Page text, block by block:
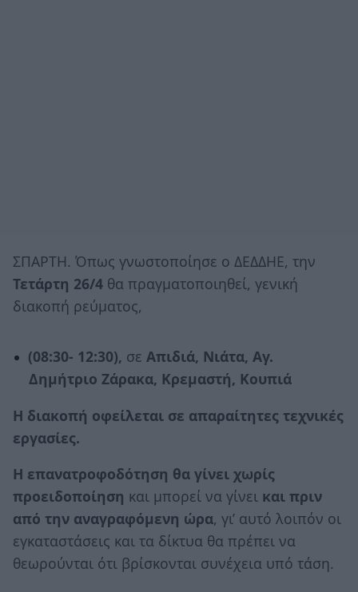
ΣΠΑΡΤΗ. Όπως γνωστοποίησε ο ΔΕΔΔΗΕ, την
Τετάρτη 26/4 θα πραγματοποιηθεί, γενική
διακοπή ρεύματος,
(08:30- 12:30), σε Απιδιά, Νιάτα, Αγ.
Δημήτριο Ζάρακα, Κρεμαστή, Κουπιά
Η διακοπή οφείλεται σε απαραίτητες τεχνικές
εργασίες.
Η επανατροφοδότηση θα γίνει χωρίς
προειδοποίηση και μπορεί να γίνει και πριν
από την αναγραφόμενη ώρα, γι’ αυτό λοιπόν οι
εγκαταστάσεις και τα δίκτυα θα πρέπει να
θεωρούνται ότι βρίσκονται συνέχεια υπό τάση.